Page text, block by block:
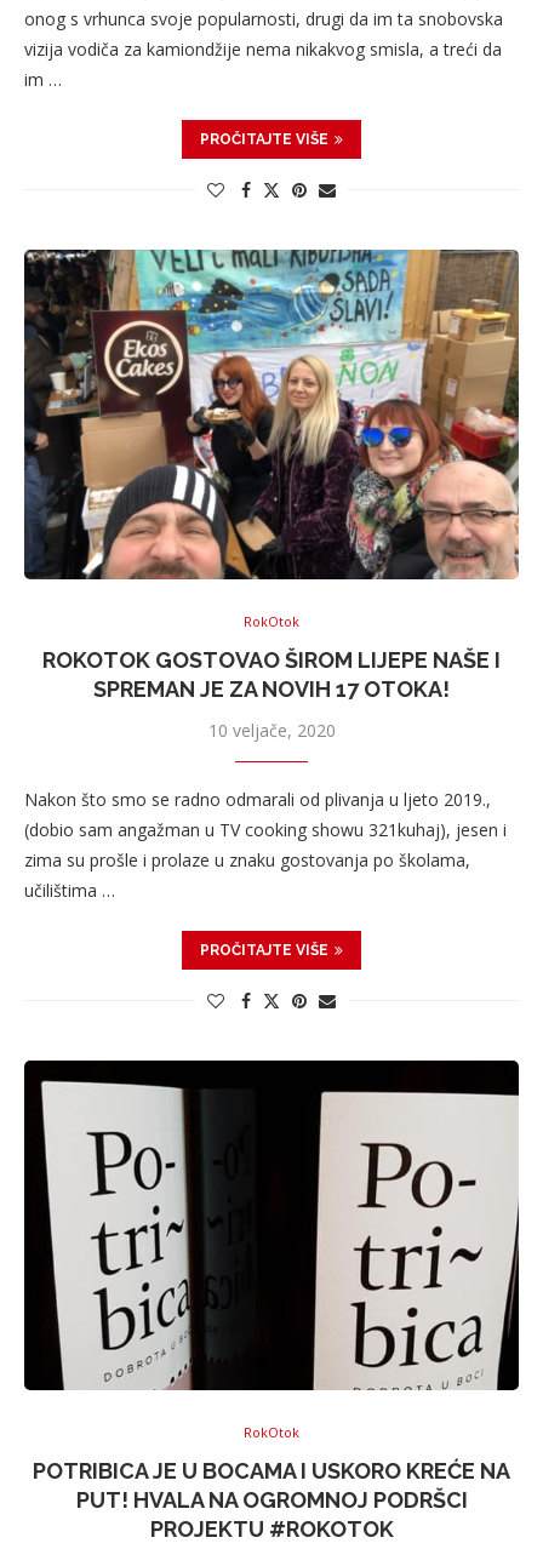
onog s vrhunca svoje popularnosti, drugi da im ta snobovska
vizija vodiča za kamiondžije nema nikakvog smisla, a treći da
im …
PROČITAJTE VIŠE
RokOtok
ROKOTOK GOSTOVAO ŠIROM LIJEPE NAŠE I
SPREMAN JE ZA NOVIH 17 OTOKA!
10 veljače, 2020
Nakon što smo se radno odmarali od plivanja u ljeto 2019.,
(dobio sam angažman u TV cooking showu 321kuhaj), jesen i
zima su prošle i prolaze u znaku gostovanja po školama,
učilištima …
PROČITAJTE VIŠE
RokOtok
POTRIBICA JE U BOCAMA I USKORO KREĆE NA
PUT! HVALA NA OGROMNOJ PODRŠCI
PROJEKTU #ROKOTOK